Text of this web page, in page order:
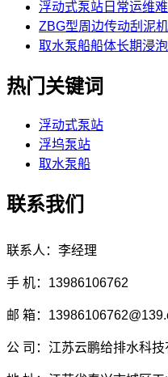
浮动式泵站日常运维
ZBG型周边传动刮泥
取水泵船船体长期浸
热门关键词
浮动式泵站
浮坞泵站
取水泵船
联系我们
联系人：李经理
手 机：13986106762
邮 箱：
公 司：江苏云鹏给排水科技